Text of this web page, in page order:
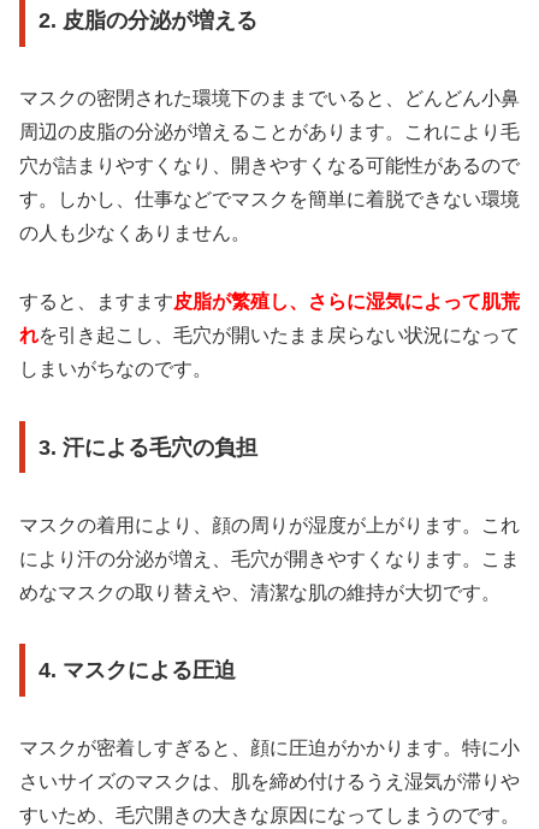
2. 皮脂の分泌が増える
マスクの密閉された環境下のままでいると、どんどん小鼻
周辺の皮脂の分泌が増えることがあります。これにより毛
穴が詰まりやすくなり、開きやすくなる可能性があるので
す。しかし、仕事などでマスクを簡単に着脱できない環境
の人も少なくありません。
すると、ますます皮脂が繁殖し、さらに湿気によって肌荒
れを引き起こし、毛穴が開いたまま戻らない状況になって
しまいがちなのです。
3. 汗による毛穴の負担
マスクの着用により、顔の周りが湿度が上がります。これ
により汗の分泌が増え、毛穴が開きやすくなります。こま
めなマスクの取り替えや、清潔な肌の維持が大切です。
4. マスクによる圧迫
マスクが密着しすぎると、顔に圧迫がかかります。特に小
さいサイズのマスクは、肌を締め付けるうえ湿気が滞りや
すいため、毛穴開きの大きな原因になってしまうのです。